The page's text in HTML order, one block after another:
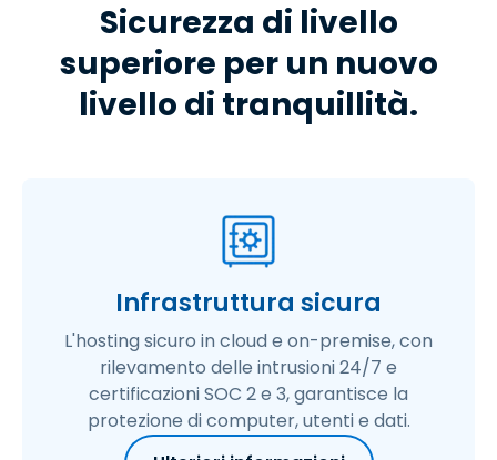
Sicurezza di livello
superiore per un nuovo
livello di tranquillità.
Infrastruttura sicura
L'hosting sicuro in cloud e on-premise, con
rilevamento delle intrusioni 24/7 e
certificazioni SOC 2 e 3, garantisce la
protezione di computer, utenti e dati.